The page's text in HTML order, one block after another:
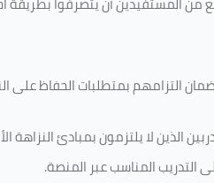
التزامهم بمتطلبات الحفاظ على
الذين لا يلتزمون بمبادئ النزاهة
المناسب عبر المنصة.